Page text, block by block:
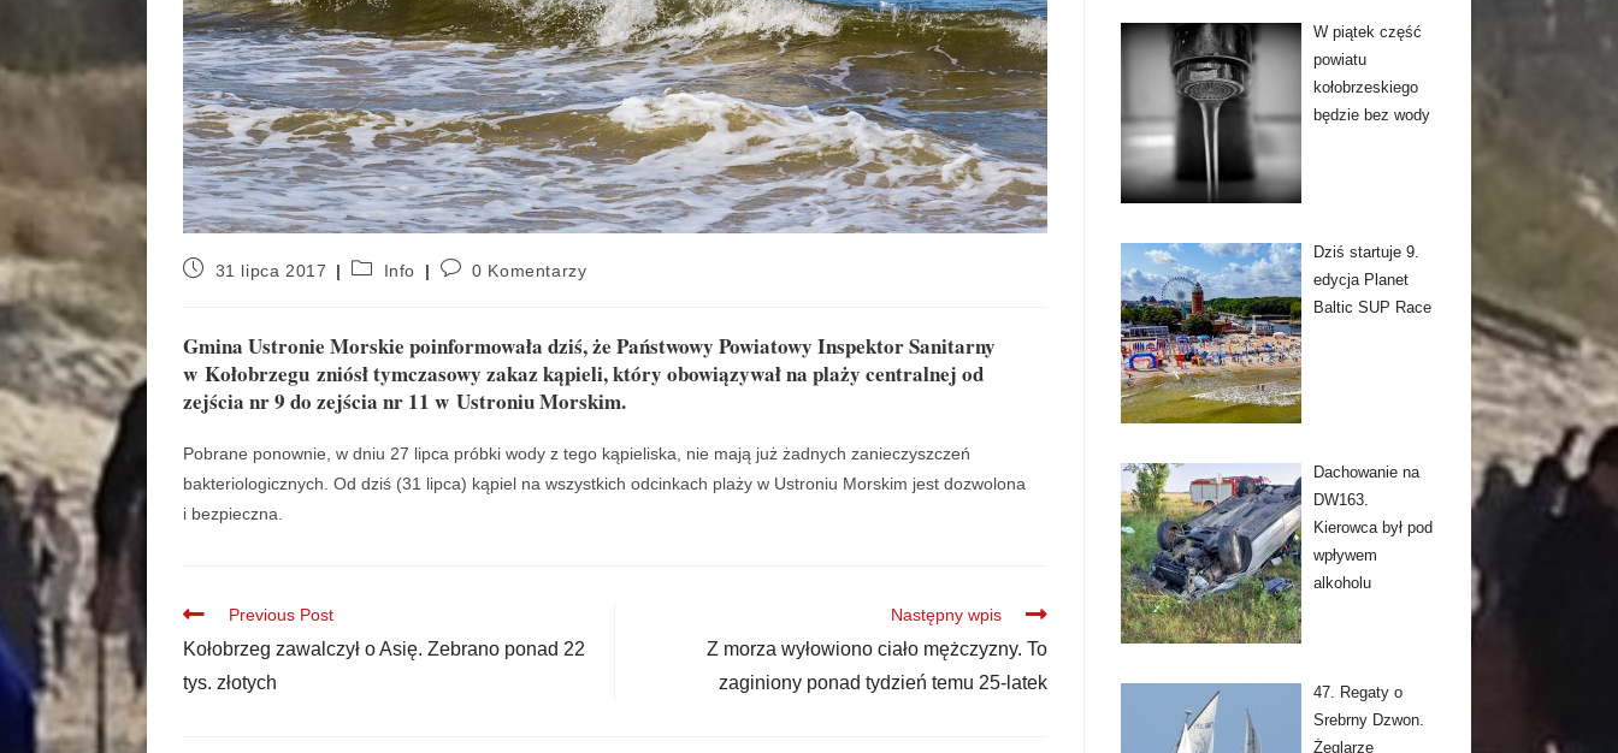
31 lipca 2017 Info 0 Komentarzy
Gmina Ustronie Morskie poinformowała dziś, że Państwowy Powiatowy Inspektor Sanitarny
w Kołobrzegu zniósł tymczasowy zakaz kąpieli, który obowiązywał na plaży centralnej od
zejścia nr 9 do zejścia nr 11 w Ustroniu Morskim.
Pobrane ponownie, w dniu 27 lipca próbki wody z tego kąpieliska, nie mają już żadnych zanieczyszczeń
bakteriologicznych. Od dziś (31 lipca) kąpiel na wszystkich odcinkach plaży w Ustroniu Morskim jest dozwolona
i bezpieczna.
Previous Post
Kołobrzeg zawalczył o Asię. Zebrano ponad 22
tys. złotych
Następny wpis
Z morza wyłowiono ciało mężczyzny. To
zaginiony ponad tydzień temu 25-latek
W piątek część
powiatu
kołobrzeskiego
będzie bez wody
Dziś startuje 9.
edycja Planet
Baltic SUP Race
Dachowanie na
DW163.
Kierowca był pod
wpływem
alkoholu
47. Regaty o
Srebrny Dzwon.
Żeglarze